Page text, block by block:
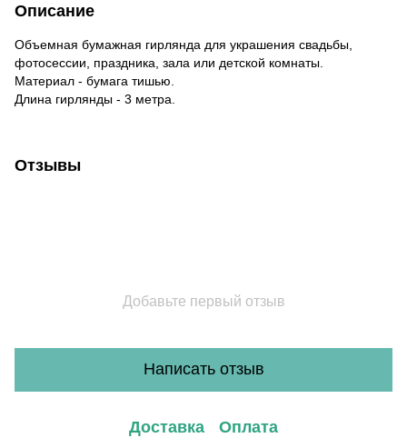
Описание
Объемная бумажная гирлянда для украшения свадьбы,
фотосессии, праздника, зала или детской комнаты.
Материал - бумага тишью.
Длина гирлянды - 3 метра.
Отзывы
Добавьте первый отзыв
Написать отзыв
Доставка Оплата